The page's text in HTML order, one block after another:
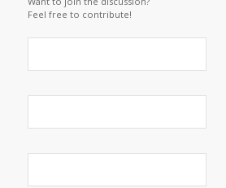
Feel free to contribute!